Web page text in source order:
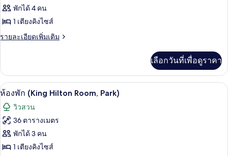
Suite)
ของ
ห้อง
พัก
Room,
Ocean)
พักได้ 4 คน
1 เตียงคิงไซส์
รายละเอียดเพิ่มเติม
ราย
เกี่ยว
กับ
ห้อง
(King
Hilton
Ocean)
เลือกวันที่เพื่อดูราคา
เปิด
ภาพถ่าย
ทั้งหมด
ของ
ห้อง
ห้องพัก (King Hilton Room, Park) | ตู้
7
ห้องพัก (King Hilton Room, Park)
วิวสวน
36 ตารางเมตร
พักได้ 3 คน
1 เตียงคิงไซส์